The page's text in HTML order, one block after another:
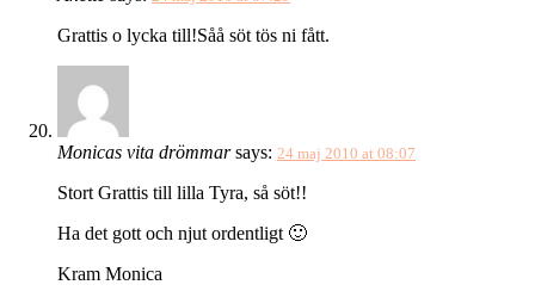
Grattis o lycka till!Såå söt tös ni fått.
Monicas vita drömmar says: 24 maj 2010 at 08:07
Stort Grattis till lilla Tyra, så söt!!
Ha det gott och njut ordentligt 🙂
Kram Monica